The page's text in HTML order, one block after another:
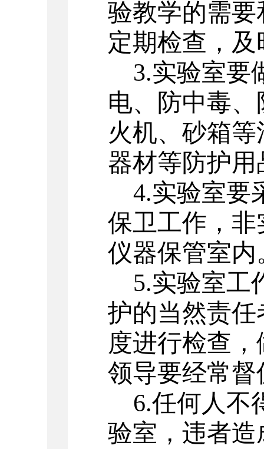
验教学的需
定期检查，
3.实验室要
电、防中毒
火机、砂箱
器材等防护用
4.实验室要
保卫工作，
仪器保管室内
5.实验室工
护的当然责
度进行检查
领导要经常督
6.任何人不
验室，违者